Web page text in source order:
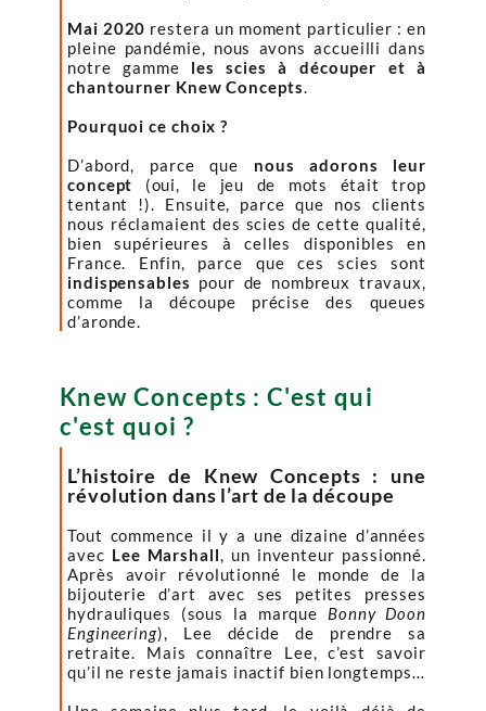
Mai 2020 restera un moment particulier : en
pleine pandémie, nous avons accueilli dans
notre gamme les scies à découper et à
chantourner Knew Concepts.
Pourquoi ce choix ?
D’abord, parce que nous adorons leur
concept (oui, le jeu de mots était trop
tentant !). Ensuite, parce que nos clients
nous réclamaient des scies de cette qualité,
bien supérieures à celles disponibles en
France. Enfin, parce que ces scies sont
indispensables pour de nombreux travaux,
comme la découpe précise des queues
d’aronde.
Knew Concepts : C'est qui
c'est quoi ?
L’histoire de Knew Concepts : une
révolution dans l’art de la découpe
Tout commence il y a une dizaine d’années
avec Lee Marshall, un inventeur passionné.
Après avoir révolutionné le monde de la
bijouterie d’art avec ses petites presses
hydrauliques (sous la marque Bonny Doon
Engineering), Lee décide de prendre sa
retraite. Mais connaître Lee, c’est savoir
qu’il ne reste jamais inactif bien longtemps…